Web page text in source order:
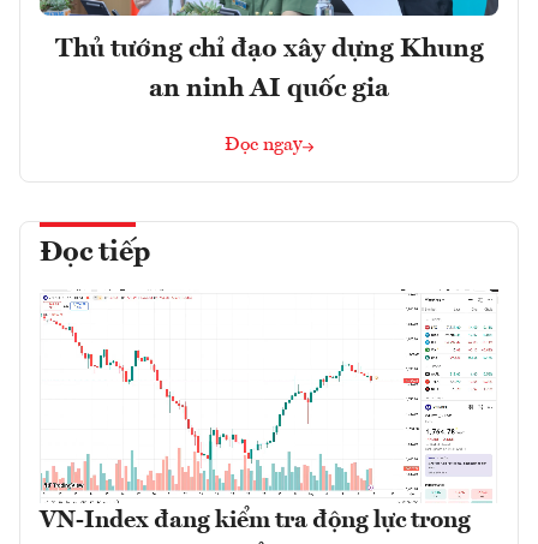
Thủ tướng chỉ đạo xây dựng Khung
an ninh AI quốc gia
Đọc ngay
Đọc tiếp
VN-Index đang kiểm tra động lực trong